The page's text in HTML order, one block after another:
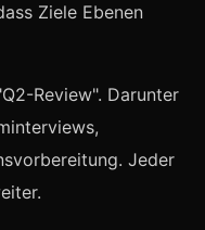
Ziele Ebenen
Review". Darunter
Jeder